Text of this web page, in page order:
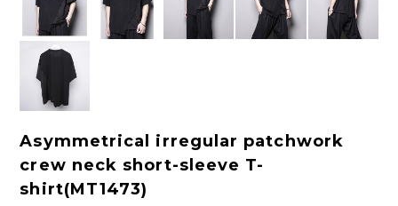
Asymmetrical irregular patchwork
crew neck short-sleeve T-
shirt(MT1473)